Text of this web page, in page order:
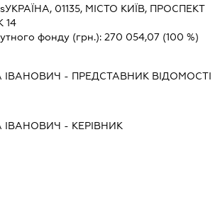
УКРАЇНА, 01135, МІСТО КИЇВ, ПРОСПЕКТ
14
фонду (грн.): 270 054,07(100 %)
ІВАНОВИЧ - ПРЕДСТАВНИК ВІДОМОСТІ
ІВАНОВИЧ - КЕРІВНИК